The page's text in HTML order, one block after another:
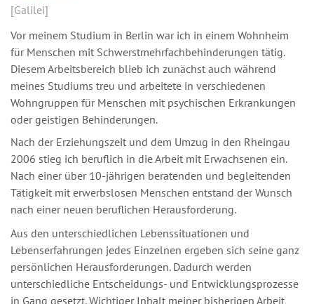
Galilei
Vor meinem Studium in Berlin war ich in einem Wohnheim
für Menschen mit Schwerstmehrfachbehinderungen tätig.
Diesem Arbeitsbereich blieb ich zunächst auch während
meines Studiums treu und arbeitete in verschiedenen
Wohngruppen für Menschen mit psychischen Erkrankungen
oder geistigen Behinderungen.
Nach der Erziehungszeit und dem Umzug in den Rheingau
2006 stieg ich beruflich in die Arbeit mit Erwachsenen ein.
Nach einer über 10-jährigen beratenden und begleitenden
Tätigkeit mit erwerbslosen Menschen entstand der Wunsch
nach einer neuen beruflichen Herausforderung.
Aus den unterschiedlichen Lebenssituationen und
Lebenserfahrungen jedes Einzelnen ergeben sich seine ganz
persönlichen Herausforderungen. Dadurch werden
unterschiedliche Entscheidungs- und Entwicklungsprozesse
in Gang gesetzt. Wichtiger Inhalt meiner bisherigen Arbeit